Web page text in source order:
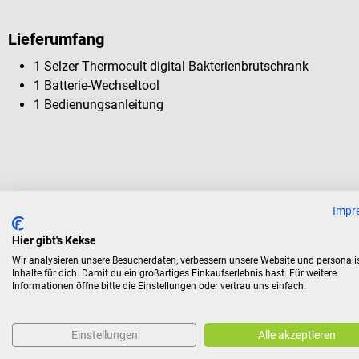
Lieferumfang
1 Selzer Thermocult digital Bakterienbrutschrank
1 Batterie-Wechseltool
1 Bedienungsanleitung
Selzer
Einlegeboden für Thermocult
Hygienischer, formschöner & unverwüstlicher Einlegeboden
Hier gibt's Kekse
Wir analysieren unsere Besucherdaten, verbessern unsere Website und
Inhalte für dich. Damit du ein großartiges Einkaufserlebnis hast. Für weitere
Informationen öffne bitte die Einstellungen oder vertrau uns einfach.
Einstellungen Alle akzeptieren